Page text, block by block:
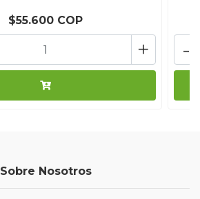
$55.600 COP
+ -
Sobre Nosotros